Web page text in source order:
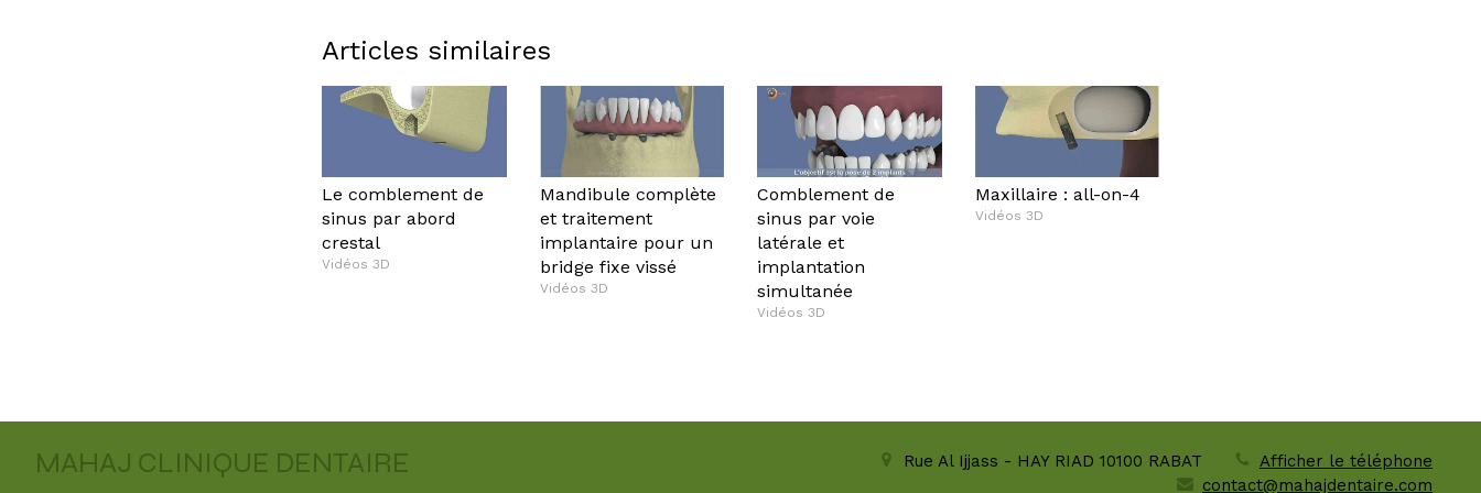
Articles similaires
Le comblement de
sinus par abord
crestal
Vidéos 3D
Mandibule complète
et traitement
implantaire pour un
bridge fixe vissé
Vidéos 3D
Comblement de
sinus par voie
latérale et
implantation
simultanée
Vidéos 3D
Maxillaire : all-on-4
Vidéos 3D
MAHAJ CLINIQUE DENTAIRE Rue Al Ijjass - HAY RIAD 10100 RABAT
Afficher le téléphone
contact@mahajdentaire.com